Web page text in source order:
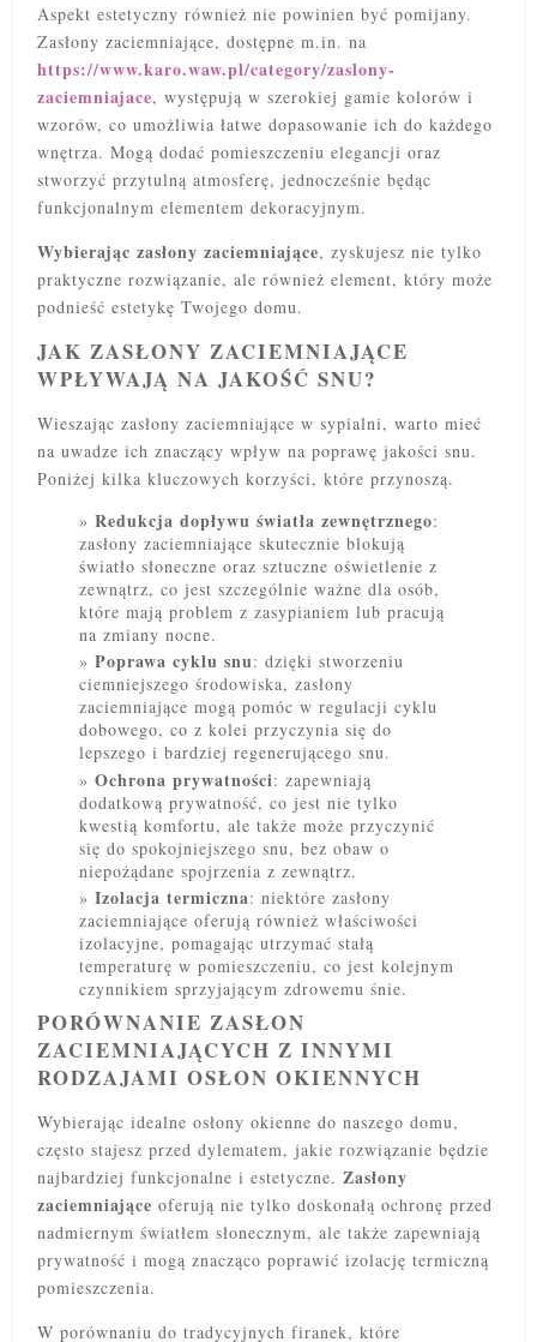
Aspekt estetyczny również nie powinien być pomijany.
Zasłony zaciemniające, dostępne m.in. na
https://www.karo.waw.pl/category/zaslony-
zaciemniajace, występują w szerokiej gamie kolorów i
wzorów, co umożliwia łatwe dopasowanie ich do każdego
wnętrza. Mogą dodać pomieszczeniu elegancji oraz
stworzyć przytulną atmosferę, jednocześnie będąc
funkcjonalnym elementem dekoracyjnym.
Wybierając zasłony zaciemniające, zyskujesz nie tylko
praktyczne rozwiązanie, ale również element, który może
podnieść estetykę Twojego domu.
JAK ZASŁONY ZACIEMNIAJĄCE
WPŁYWAJĄ NA JAKOŚĆ SNU?
Wieszając zasłony zaciemniające w sypialni, warto mieć
na uwadze ich znaczący wpływ na poprawę jakości snu.
Poniżej kilka kluczowych korzyści, które przynoszą.
Redukcja dopływu światła zewnętrznego:
zasłony zaciemniające skutecznie blokują
światło słoneczne oraz sztuczne oświetlenie z
zewnątrz, co jest szczególnie ważne dla osób,
które mają problem z zasypianiem lub pracują
na zmiany nocne.
Poprawa cyklu snu: dzięki stworzeniu
ciemniejszego środowiska, zasłony
zaciemniające mogą pomóc w regulacji cyklu
dobowego, co z kolei przyczynia się do
lepszego i bardziej regenerującego snu.
Ochrona prywatności: zapewniają
dodatkową prywatność, co jest nie tylko
kwestią komfortu, ale także może przyczynić
się do spokojniejszego snu, bez obaw o
niepożądane spojrzenia z zewnątrz.
Izolacja termiczna: niektóre zasłony
zaciemniające oferują również właściwości
izolacyjne, pomagając utrzymać stałą
temperaturę w pomieszczeniu, co jest kolejnym
czynnikiem sprzyjającym zdrowemu śnie.
PORÓWNANIE ZASŁON
ZACIEMNIAJĄCYCH Z INNYMI
RODZAJAMI OSŁON OKIENNYCH
Wybierając idealne osłony okienne do naszego domu,
często stajesz przed dylematem, jakie rozwiązanie będzie
najbardziej funkcjonalne i estetyczne. Zasłony
zaciemniające oferują nie tylko doskonałą ochronę przed
nadmiernym światłem słonecznym, ale także zapewniają
prywatność i mogą znacząco poprawić izolację termiczną
pomieszczenia.
W porównaniu do tradycyjnych firanek, które